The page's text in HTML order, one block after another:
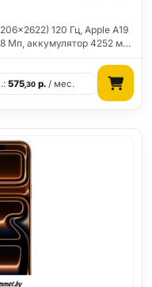
120 Гц, Apple A19
Мп, аккумулятор 4252 м…
575,30 р. / мес.